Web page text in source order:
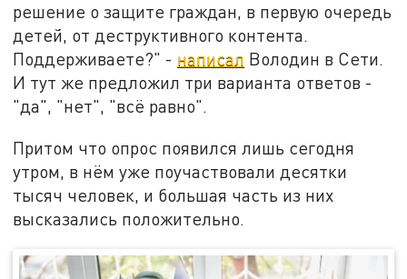
решение о защите граждан, в первую очередь
детей, от деструктивного контента.
Поддерживаете?" - написал Володин в Сети.
И тут же предложил три варианта ответов -
"да", "нет", "всё равно".
Притом что опрос появился лишь сегодня
утром, в нём уже поучаствовали десятки
тысяч человек, и большая часть из них
высказались положительно.